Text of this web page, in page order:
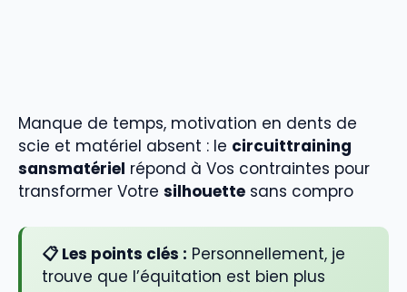
Manque de temps, motivation en dents de
scie et matériel absent : le circuittraining
sansmatériel répond à Vos contraintes pour
transformer Votre silhouette sans compro
📋 Les points clés : Personnellement, je
trouve que l’équitation est bien plus